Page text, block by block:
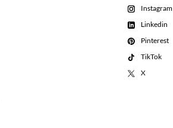
Instagram
Linkedin
Pinterest
TikTok
X